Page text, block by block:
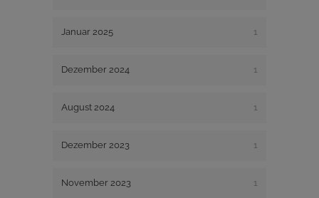
Januar 2025 1
Dezember 2024 1
August 2024 1
Dezember 2023 1
November 2023 1